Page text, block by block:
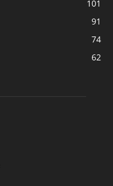
101
91
74
62